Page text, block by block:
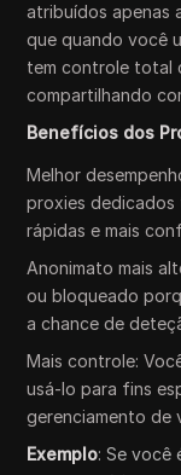
atribuídos apenas
que quando você
tem controle total
compartilhando
Benefícios dos
Melhor
proxies dedicados
rápidas e mais
Anonimato mais
ou bloqueado
a chance de
Mais controle:
usá-lo para fins
gerenciamento de
Exemplo: Se você